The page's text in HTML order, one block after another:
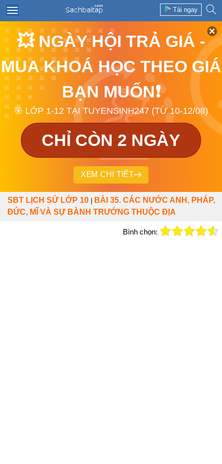
Tải ngay
💥 NGÀY HỘI TRẢ GIÁ -
MUA KHOÁ HỌC THEO GIÁ
BẠN MUỐN❗
🎯 LỚP 1-12 TẠI TUYENSINH247 (TỪ 10-12/08)
CHỈ CÒN 2 NGÀY
XEM CHI TIẾT
SBT LỊCH SỬ LỚP 10
BÀI 35. CÁC NƯỚC ANH, PHÁP,
ĐỨC, MĨ VÀ SỰ BÀNH TRƯỚNG THUỘC ĐỊA
Bình chọn: